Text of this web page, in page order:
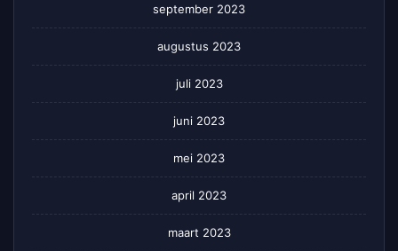
september 2023
augustus 2023
juli 2023
juni 2023
mei 2023
april 2023
maart 2023